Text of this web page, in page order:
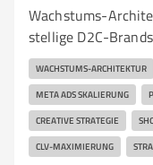
Wachstums-
stellige D2C-Brands
WACHSTUMS-ARCHITEKTUR
META ADS SKALIERUNG
CREATIVE STRATEGIE
CLV-MAXIMIERUNG